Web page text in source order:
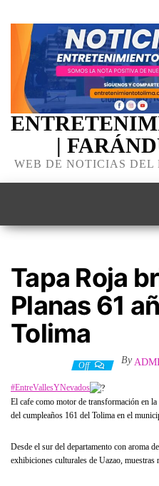
|
WEB DE NOTICIAS
Tapa Roja
Planas 61
Tolima
Off By
#EntreVallesYNevados
El cafe como motor de transformación en
del cumpleaños 161 del Tolima en el
Desde el sur del departamento con aroma
exhibiciones culturales de Uazao, muestras